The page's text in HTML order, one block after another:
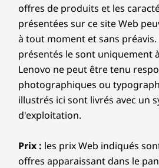
offres de produits et les
présentées sur ce site Web
à tout moment et sans préavis.
présentés le sont uniquement
Lenovo ne peut être tenu
photographiques ou
illustrés ici sont livrés avec un
d'exploitation.
Prix : les prix Web indiqués
offres apparaissant dans le